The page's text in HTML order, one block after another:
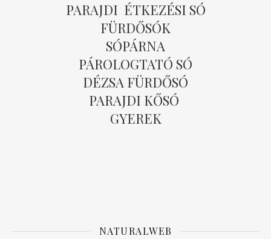
PARAJDI ÉTKEZÉSI SÓ
FÜRDŐSÓK
SÓPÁRNA
PÁROLOGTATÓ SÓ
DÉZSA FÜRDŐSÓ
PARAJDI KŐSÓ
GYEREK
NATURALWEB